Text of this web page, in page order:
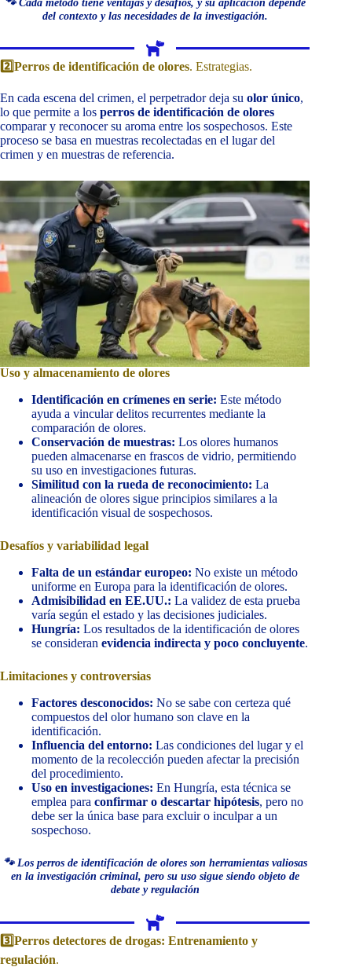
del contexto y las necesidades de la investigación.
2️⃣Perros de identificación de olores. Estrategias.
En cada escena del crimen, el perpetrador deja su olor único,
lo que permite a los perros de identificación de olores
comparar y reconocer su aroma entre los sospechosos. Este
proceso se basa en muestras recolectadas en el lugar del
crimen y en muestras de referencia.
Uso y almacenamiento de olores
Identificación en crímenes en serie: Este método
ayuda a vincular delitos recurrentes mediante la
comparación de olores.
Conservación de muestras: Los olores humanos
pueden almacenarse en frascos de vidrio, permitiendo
su uso en investigaciones futuras.
Similitud con la rueda de reconocimiento: La
alineación de olores sigue principios similares a la
identificación visual de sospechosos.
Desafíos y variabilidad legal
Falta de un estándar europeo: No existe un método
uniforme en Europa para la identificación de olores.
Admisibilidad en EE.UU.: La validez de esta prueba
varía según el estado y las decisiones judiciales.
Hungría: Los resultados de la identificación de olores
se consideran evidencia indirecta y poco concluyente.
Limitaciones y controversias
Factores desconocidos: No se sabe con certeza qué
compuestos del olor humano son clave en la
identificación.
Influencia del entorno: Las condiciones del lugar y el
momento de la recolección pueden afectar la precisión
del procedimiento.
Uso en investigaciones: En Hungría, esta técnica se
emplea para confirmar o descartar hipótesis, pero no
debe ser la única base para excluir o inculpar a un
sospechoso.
🐾 Los perros de identificación de olores son herramientas valiosas
en la investigación criminal, pero su uso sigue siendo objeto de
debate y regulación
3️⃣Perros detectores de drogas: Entrenamiento y
regulación.